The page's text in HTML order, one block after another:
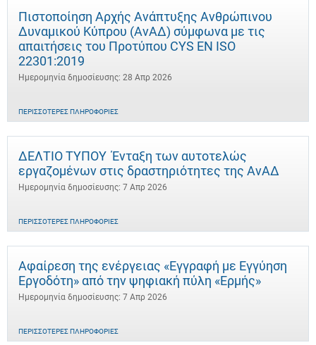
Πιστοποίηση Αρχής Ανάπτυξης Ανθρώπινου
Δυναμικού Κύπρου (ΑνΑΔ) σύμφωνα με τις
απαιτήσεις του Προτύπου CYS EN ISO
22301:2019
Ημερομηνία δημοσίευσης: 28 Απρ 2026
ΠΕΡΙΣΣΌΤΕΡΕΣ ΠΛΗΡΟΦΟΡΊΕΣ
ΔΕΛΤΙΟ ΤΥΠΟΥ Ένταξη των αυτοτελώς
εργαζομένων στις δραστηριότητες της ΑνΑΔ
Ημερομηνία δημοσίευσης: 7 Απρ 2026
ΠΕΡΙΣΣΌΤΕΡΕΣ ΠΛΗΡΟΦΟΡΊΕΣ
Αφαίρεση της ενέργειας «Εγγραφή με Εγγύηση
Εργοδότη» από την ψηφιακή πύλη «Ερμής»
Ημερομηνία δημοσίευσης: 7 Απρ 2026
ΠΕΡΙΣΣΌΤΕΡΕΣ ΠΛΗΡΟΦΟΡΊΕΣ